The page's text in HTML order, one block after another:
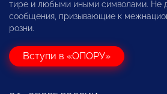
тире и любыми иными символами. Не
сообщения, призывающие к
розни.
Вступи в «ОПОРУ»